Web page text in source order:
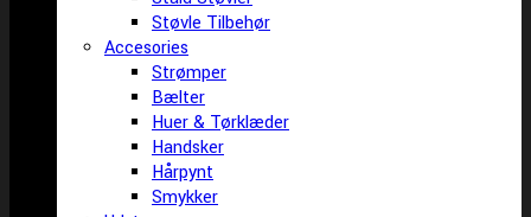
Støvle Tilbehør
Accesories
Strømper
Bælter
Huer & Tørklæder
Handsker
Hårpynt
Smykker